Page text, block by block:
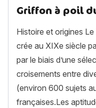
Griffon à poil
Histoire et origines
crée au XIXe siècle
par le biais d’une
croisements entre
(environ 600 sujets
françaises.Les